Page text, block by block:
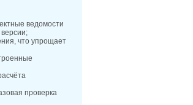
ведомости
что упрощает
проверка